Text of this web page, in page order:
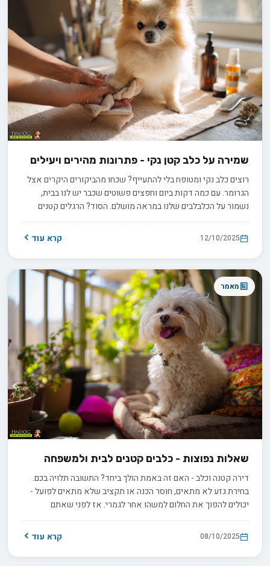
שמירה על כלב קטן נקי - פתרונות מהירים ויעילים
רוצים כלב נקי ומטופח בלי להתעייף? שכחו מהביקורים היקרים אצל
הגרומר. עם כמה דקות ביום וחפצים פשוטים שכבר יש לנו בבית,
נשמור על הכלבלבים שלנו במראה מושלם. הסוד? הרגלים קטנים
שעושים הבדל גדול - ואנחנו כאן כדי לחשוף אותם.
12/10/2025 קרא עוד
מאמר
שאלות נפוצות - כלבים קטנים לבית ולמשפחה
דירה קטנה וכלב - האם זה באמת הולך ביחד? התשובה תלויה בכם.
בחירת גזע לא מתאים, חוסר הכנה או תקציב שלא מתאים לפועל -
יכולים להפוך את החלום למשהו אחר לגמרי. אז לפני שאתם
מתאהבים באותו גור חמוד, כדאי לדעת במה אתם מתחייבים. הכנו
לכם מדריך שימנע כאבי ראש מיותרים.
08/10/2025 קרא עוד